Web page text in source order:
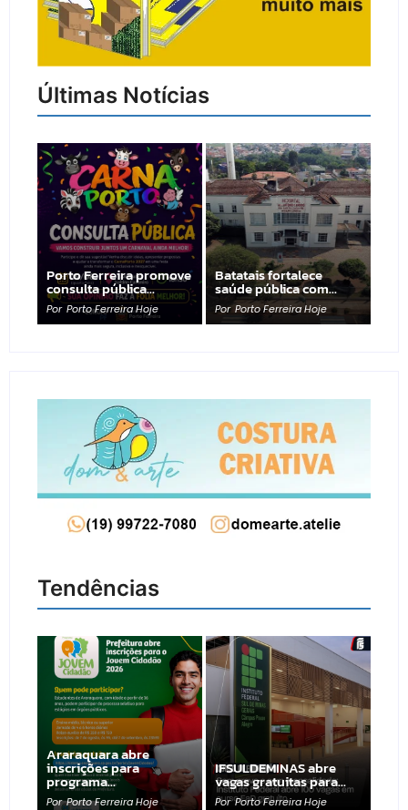
Últimas Notícias
Porto Ferreira promove
consulta pública…
Por Porto Ferreira Hoje
Batatais fortalece
saúde pública com…
Por Porto Ferreira Hoje
Tendências
Araraquara abre
inscrições para
programa…
Por Porto Ferreira Hoje
IFSULDEMINAS abre
vagas gratuitas para…
Por Porto Ferreira Hoje